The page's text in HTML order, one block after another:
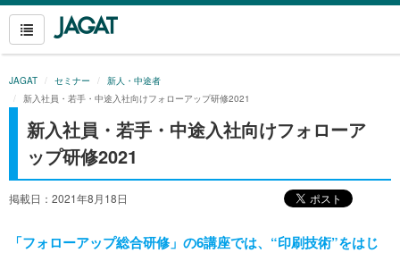
JAGAT セミナー
新人・中途者
新入社員・若手・中途入社向けフォローアップ研修2021
新入社員・若手・中途入社向けフォローア
ップ研修2021
掲載日：2021年8月18日
「フォローアップ総合研修」の6講座では、“印刷技術”をはじ